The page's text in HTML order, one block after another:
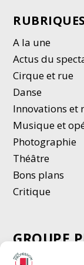
RUBRIQUES
A la une
Actus du
Cirque et rue
Danse
Innovations et
Musique et
Photographie
Théâtre
Bons plans
Critique
GROUPE
Chèque